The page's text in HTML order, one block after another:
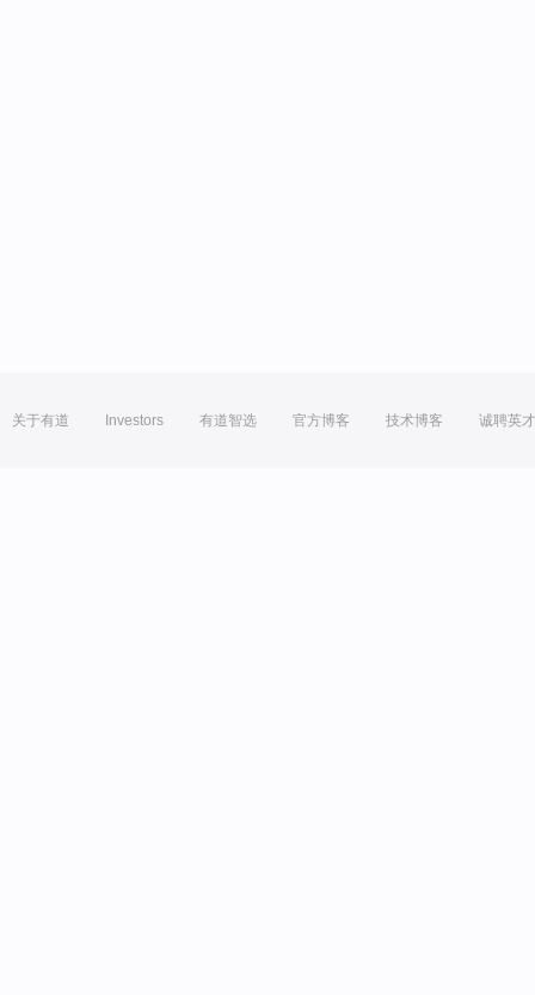
关于有道 Investors 有道智选 官方博客 技术博客 诚聘英才